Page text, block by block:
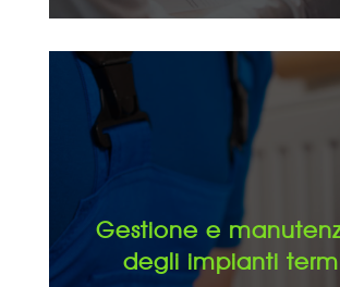
Gestione e
degli impianti